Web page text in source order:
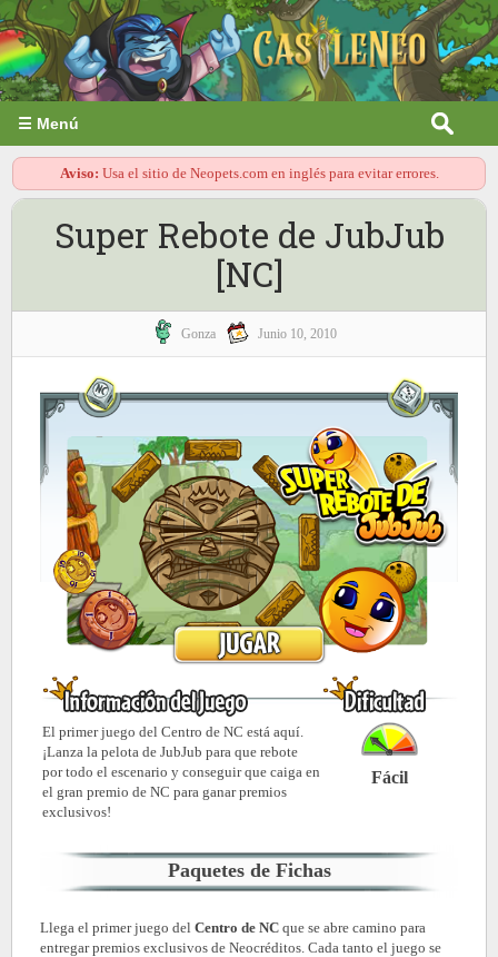
☰ Menú
Aviso: Usa el sitio de Neopets.com en inglés para evitar errores.
Super Rebote de JubJub
[NC]
Gonza Junio 10, 2010
El primer juego del Centro de NC está aquí.
¡Lanza la pelota de JubJub para que rebote
por todo el escenario y conseguir que caiga en
el gran premio de NC para ganar premios
exclusivos!
Fácil
Paquetes de Fichas
Llega el primer juego del Centro de NC que se abre camino para
entregar premios exclusivos de Neocréditos. Cada tanto el juego se